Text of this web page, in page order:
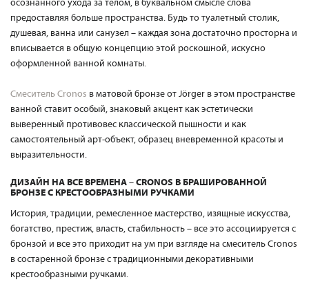
предоставляя больше пространства. Будь то туалетный столик,
душевая, ванна или санузел – каждая зона достаточно просторна и
вписывается в общую концепцию этой роскошной, искусно
оформленной ванной комнаты.
Смеситель Cronos в матовой бронзе от Jörger в этом пространстве
ванной ставит особый, знаковый акцент как эстетически
выверенный противовес классической пышности и как
самостоятельный арт-объект, образец вневременной красоты и
выразительности.
ДИЗАЙН НА ВСЕ ВРЕМЕНА – CRONOS В БРАШИРОВАННОЙ
БРОНЗЕ С КРЕСТООБРАЗНЫМИ РУЧКАМИ
История, традиции, ремесленное мастерство, изящные искусства,
богатство, престиж, власть, стабильность – все это ассоциируется с
бронзой и все это приходит на ум при взгляде на смеситель Cronos
в состаренной бронзе с традиционными декоративными
крестообразными ручками.